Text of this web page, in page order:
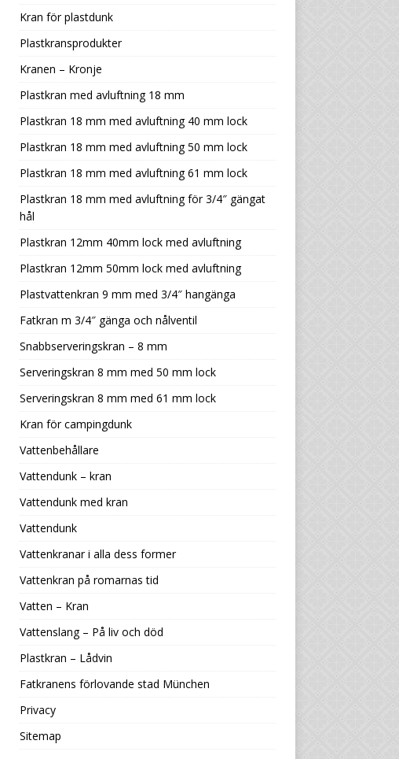
Kran för plastdunk
Plastkransprodukter
Kranen – Kronje
Plastkran med avluftning 18 mm
Plastkran 18 mm med avluftning 40 mm lock
Plastkran 18 mm med avluftning 50 mm lock
Plastkran 18 mm med avluftning 61 mm lock
Plastkran 18 mm med avluftning för 3/4″ gängat
hål
Plastkran 12mm 40mm lock med avluftning
Plastkran 12mm 50mm lock med avluftning
Plastvattenkran 9 mm med 3/4″ hangänga
Fatkran m 3/4″ gänga och nålventil
Snabbserveringskran – 8 mm
Serveringskran 8 mm med 50 mm lock
Serveringskran 8 mm med 61 mm lock
Kran för campingdunk
Vattenbehållare
Vattendunk – kran
Vattendunk med kran
Vattendunk
Vattenkranar i alla dess former
Vattenkran på romarnas tid
Vatten – Kran
Vattenslang – På liv och död
Plastkran – Lådvin
Fatkranens förlovande stad München
Privacy
Sitemap